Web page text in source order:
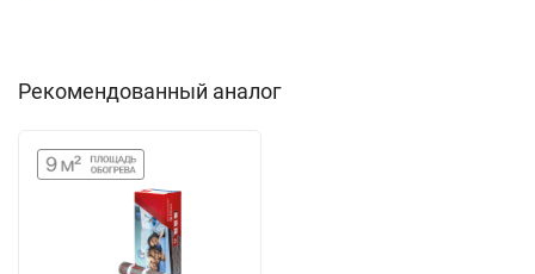
Рекомендованный аналог